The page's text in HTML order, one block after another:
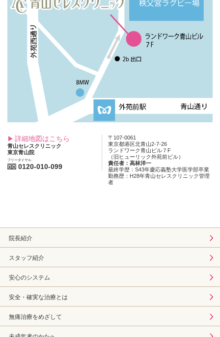
詳細地図はこちら
青山セレスクリニック
東京青山院
フリーダイヤル
0120-010-099
〒107-0061
東京都港区北青山2-7-26
ランドワーク青山ビル７F
（旧ヒューリック外苑前ビル）
責任者：高林洋一
最終学歴：S43年慶応義塾大学医学部卒業
勤務歴：H28年青山セレスクリニック管理
者
院長紹介
スタッフ紹介
安心のシステム
安全・確実な治療とは
無痛治療をめざして